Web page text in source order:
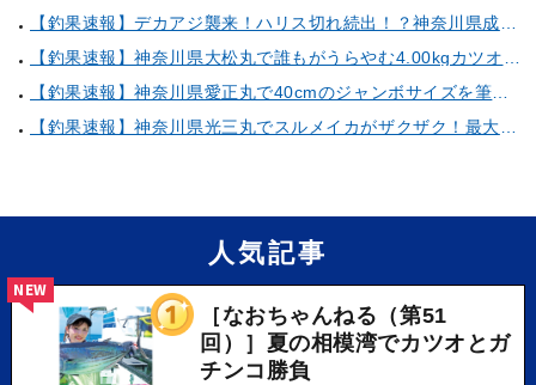
【釣果速報】デカアジ襲来！ハリス切れ続出！？神奈川県成銀丸は今が狙い目の大チャンス！
【釣果速報】神奈川県大松丸で誰もがうらやむ4.00kgカツオをキャッチ！あなたも乗船して青物三昧しませんか？
【釣果速報】神奈川県愛正丸で40cmのジャンボサイズを筆頭にアジが釣れまくり！味も極上な今が乗船どき！
【釣果速報】神奈川県光三丸でスルメイカがザクザク！最大40cm！気になる竿頭の仕掛けは？
人気記事
［なおちゃんねる（第51
回）］夏の相模湾でカツオとガ
チンコ勝負
NEW